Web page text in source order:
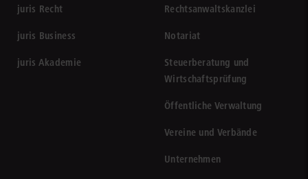
juris Recht
juris Business
juris Akademie
Rechtsanwaltskanzlei
Notariat
Steuerberatung und
Wirtschaftsprüfung
Öffentliche Verwaltung
Vereine und Verbände
Unternehmen